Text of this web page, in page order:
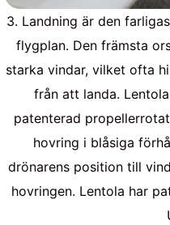
3. Landning är den
flygplan. Den främsta
starka vindar, vilket ofta
från att landa.
patenterad
hovring i blåsiga
drönarens position till
hovringen. Lentola har